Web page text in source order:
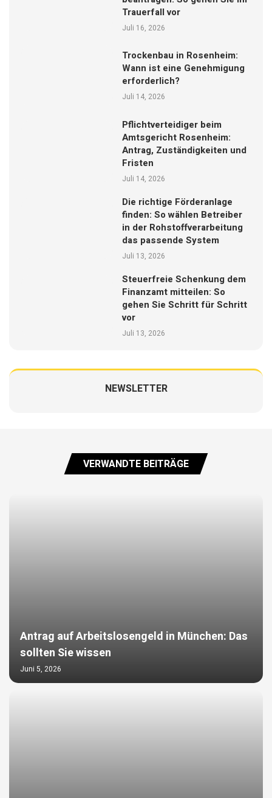
Trauerfall vor
Juli 16, 2026
Trockenbau in Rosenheim:
Wann ist eine Genehmigung
erforderlich?
Juli 14, 2026
Pflichtverteidiger beim
Amtsgericht Rosenheim:
Antrag, Zuständigkeiten und
Fristen
Juli 14, 2026
Die richtige Förderanlage
finden: So wählen Betreiber
in der Rohstoffverarbeitung
das passende System
Juli 13, 2026
Steuerfreie Schenkung dem
Finanzamt mitteilen: So
gehen Sie Schritt für Schritt
vor
Juli 13, 2026
NEWSLETTER
VERWANDTE BEITRÄGE
Antrag auf Arbeitslosengeld in München: Das
sollten Sie wissen
Juni 5, 2026